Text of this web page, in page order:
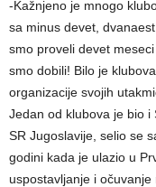
-Kažnjeno je mnogo
sa minus devet,
smo proveli devet
smo dobili! Bilo je
organizacije svojih
Jedan od klubova je bio i
SR Jugoslavije, selio se
godini kada je ulazio u
uspostavljanje i